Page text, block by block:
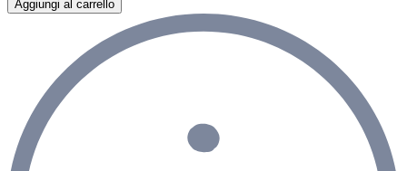
Aggiungi al carrello